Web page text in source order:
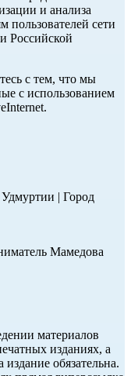
и анализа
пользователей сети
Российской
с тем, что мы
с использованием
Удмуртии | Город
Мамедова
материалов
изданиях, а
обязательна.